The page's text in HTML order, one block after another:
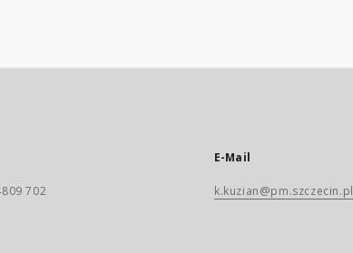
702
E-Mail
k.kuzian@pm.szczecin.pl